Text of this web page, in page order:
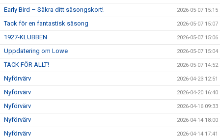
Early Bird – Säkra ditt säsongskort! 2026-05-07 15:15
Tack för en fantastisk säsong 2026-05-07 15:07
1927-KLUBBEN 2026-05-07 15:06
Uppdatering om Lowe 2026-05-07 15:04
TACK FÖR ALLT! 2026-05-07 14:52
Nyförvärv 2026-04-23 12:51
Nyförvärv 2026-04-20 16:40
Nyförvärv 2026-04-16 09:33
Nyförvärv 2026-04-14 18:00
Nyförvärv 2026-04-14 17:41